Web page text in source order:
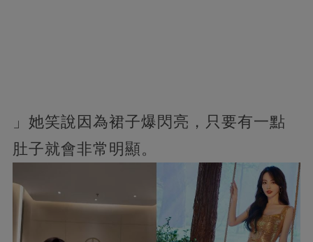
」她笑說因為裙子爆閃亮，只要有一點
肚子就會非常明顯。